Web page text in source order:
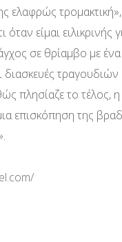
ελαφρώς τρομακτική»,
είμαι ειλικρινής
σε θρίαμβο με
διασκευές
πλησίαζε το τέλος,
επισκόπηση της